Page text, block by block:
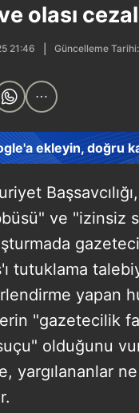
olası
21:46 Güncelleme
ekleyin, doğru
ve "izinsiz
tutuklama
yapan
"gazetecilik
olduğunu
yargılananlar